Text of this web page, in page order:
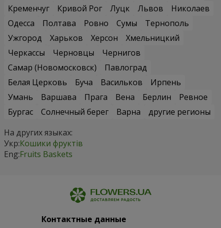
Кременчуг
Кривой Рог Луцк Львов
Николаев
Одесса
Полтава Ровно Сумы
Тернополь
Ужгород
Харьков Херсон
Хмельницкий
Черкассы
Черновцы
Чернигов
Самар (Новомосковск)
Павлоград
Белая Церковь
Буча Васильков
Ирпень
Умань
Варшава Прага Вена Берлин
Ревное
Бургас
Солнечный берег Варна
другие регионы
На других языках:
Укр:Кошики фруктів
Eng:Fruits Baskets
Контактные данные